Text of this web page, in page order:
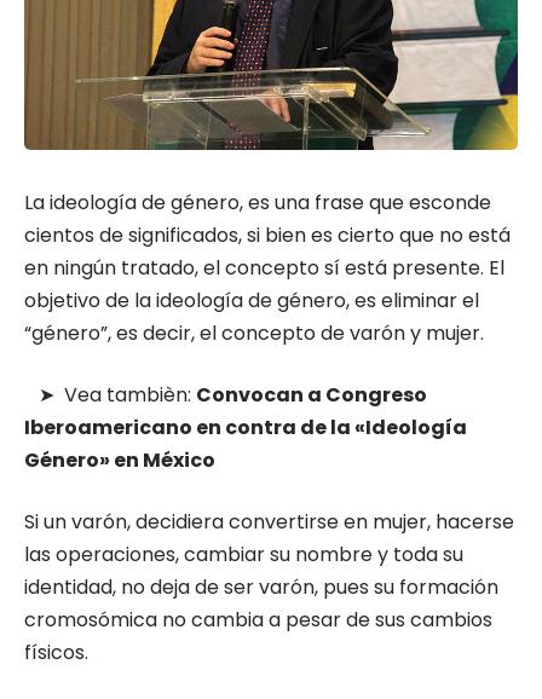
La ideología de género, es una frase que esconde
cientos de significados, si bien es cierto que no está
en ningún tratado, el concepto sí está presente. El
objetivo de la ideología de género, es eliminar el
“género”, es decir, el concepto de varón y mujer.
➤ Vea tambièn: Convocan a Congreso
Iberoamericano en contra de la «Ideología
Género» en México
Si un varón, decidiera convertirse en mujer, hacerse
las operaciones, cambiar su nombre y toda su
identidad, no deja de ser varón, pues su formación
cromosómica no cambia a pesar de sus cambios
físicos.